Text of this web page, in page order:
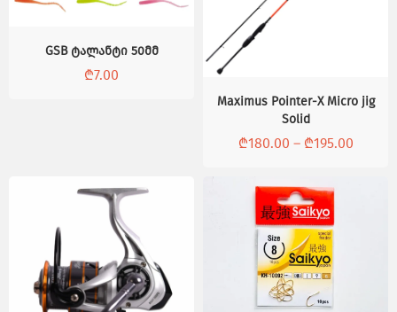
GSB ტალანტი 50მმ
₾7.00
Maximus Pointer-X Micro jig
Solid
₾180.00 – ₾195.00